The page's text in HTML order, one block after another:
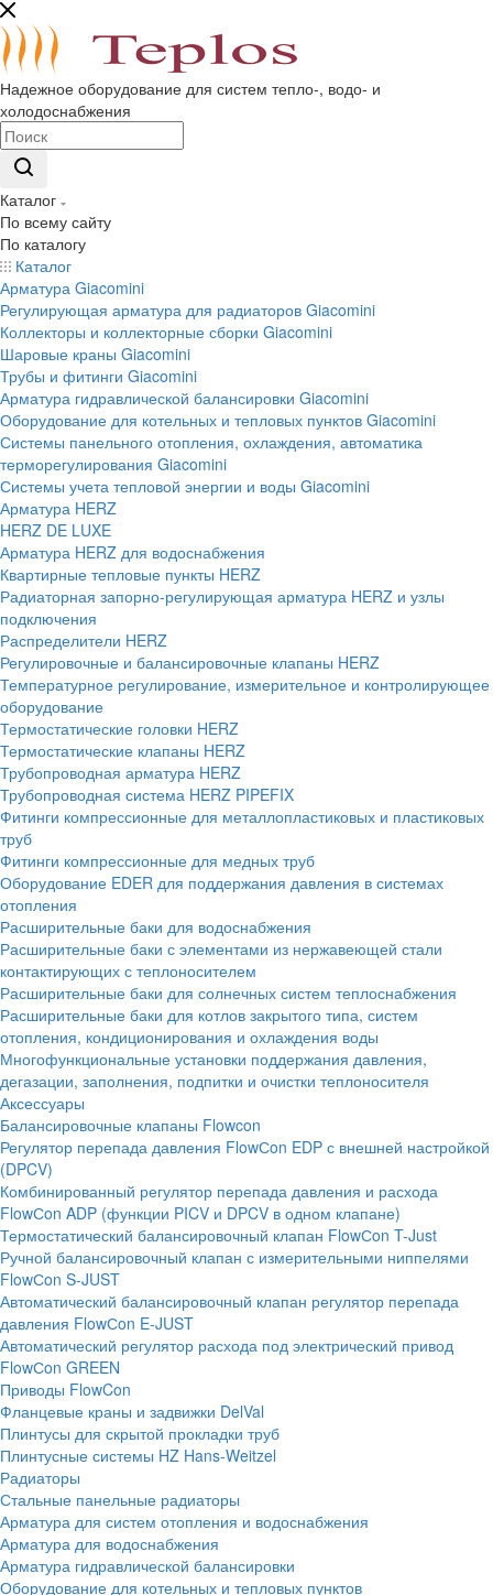
Надежное оборудование для систем тепло-, водо- и
холодоснабжения
Каталог
По всему сайту
По каталогу
Каталог
Арматура Giacomini
Регулирующая арматура для радиаторов Giacomini
Коллекторы и коллекторные сборки Giacomini
Шаровые краны Giacomini
Трубы и фитинги Giacomini
Арматура гидравлической балансировки Giacomini
Оборудование для котельных и тепловых пунктов Giacomini
Системы панельного отопления, охлаждения, автоматика
терморегулирования Giacomini
Системы учета тепловой энергии и воды Giacomini
Арматура HERZ
HERZ DE LUXE
Арматура HERZ для водоснабжения
Квартирные тепловые пункты HERZ
Радиаторная запорно-регулирующая арматура HERZ и узлы
подключения
Распределители HERZ
Регулировочные и балансировочные клапаны HERZ
Температурное регулирование, измерительное и контролирующее
оборудование
Термостатические головки HERZ
Термостатические клапаны HERZ
Трубопроводная арматура HERZ
Трубопроводная система HERZ PIPEFIX
Фитинги компрессионные для металлопластиковых и пластиковых
труб
Фитинги компрессионные для медных труб
Оборудование EDER для поддержания давления в системах
отопления
Расширительные баки для водоснабжения
Расширительные баки с элементами из нержавеющей стали
контактирующих с теплоносителем
Расширительные баки для солнечных систем теплоснабжения
Расширительные баки для котлов закрытого типа, систем
отопления, кондиционирования и охлаждения воды
Многофункциональные установки поддержания давления,
дегазации, заполнения, подпитки и очистки теплоносителя
Аксессуары
Балансировочные клапаны Flowcon
Регулятор перепада давления FlowСon EDP с внешней настройкой
(DPCV)
Комбинированный регулятор перепада давления и расхода
FlowСon ADP (функции PICV и DPCV в одном клапане)
Термостатический балансировочный клапан FlowСon T-Just
Ручной балансировочный клапан с измерительными ниппелями
FlowСon S-JUST
Автоматический балансировочный клапан регулятор перепада
давления FlowСon E-JUST
Автоматический регулятор расхода под электрический привод
FlowСon GREEN
Приводы FlowCon
Фланцевые краны и задвижки DelVal
Плинтусы для скрытой прокладки труб
Плинтусные системы HZ Hans-Weitzel
Радиаторы
Стальные панельные радиаторы
Арматура для систем отопления и водоснабжения
Арматура для водоснабжения
Арматура гидравлической балансировки
Оборудование для котельных и тепловых пунктов